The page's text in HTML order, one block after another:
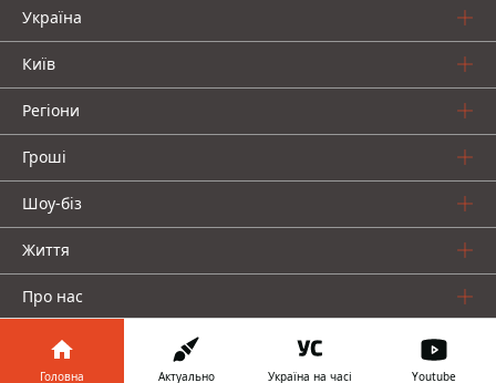
Україна
Київ
Регіони
Гроші
Шоу-біз
Життя
Про нас
Головна Актуально Україна на часі Youtube